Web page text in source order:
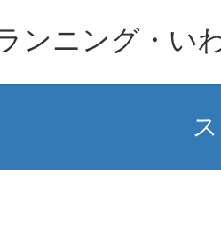
ンニング・い